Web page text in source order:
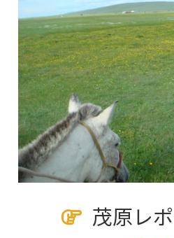
茂原レ